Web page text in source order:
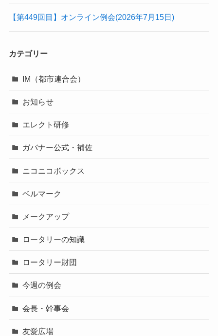
【第449回目】オンライン例会(2026年7月15日)
カテゴリー
IM（都市連合会）
お知らせ
エレクト研修
ガバナー公式・補佐
ニコニコボックス
ベルマーク
メークアップ
ロータリーの知識
ロータリー財団
今週の例会
会長・幹事会
友愛広場